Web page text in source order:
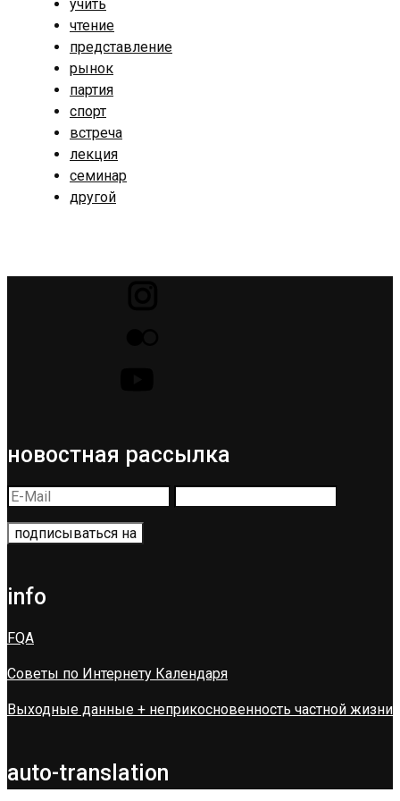
учить
чтение
представление
рынок
партия
спорт
встреча
лекция
семинар
другой
новостная рассылка
info
FQA
Советы по Интернету Календаря
Выходные данные + неприкосновенность частной жизни
auto-translation